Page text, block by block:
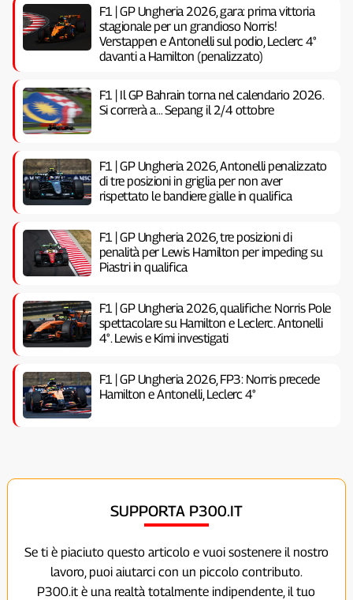
F1 | GP Ungheria 2026, gara: prima vittoria
stagionale per un grandioso Norris!
Verstappen e Antonelli sul podio, Leclerc 4°
davanti a Hamilton (penalizzato)
F1 | Il GP Bahrain torna nel calendario 2026.
Si correrà a… Sepang il 2/4 ottobre
F1 | GP Ungheria 2026, Antonelli penalizzato
di tre posizioni in griglia per non aver
rispettato le bandiere gialle in qualifica
F1 | GP Ungheria 2026, tre posizioni di
penalità per Lewis Hamilton per impeding su
Piastri in qualifica
F1 | GP Ungheria 2026, qualifiche: Norris Pole
spettacolare su Hamilton e Leclerc. Antonelli
4°. Lewis e Kimi investigati
F1 | GP Ungheria 2026, FP3: Norris precede
Hamilton e Antonelli, Leclerc 4°
SUPPORTA P300.IT
Se ti è piaciuto questo articolo e vuoi sostenere il nostro
lavoro, puoi aiutarci con un piccolo contributo.
P300.it è una realtà totalmente indipendente, il tuo